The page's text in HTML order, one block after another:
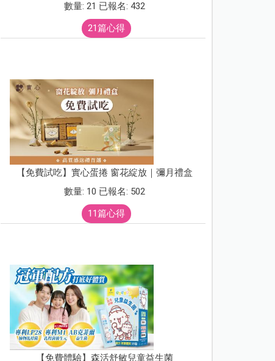
數量: 21 已報名: 432
21篇心得
【免費試吃】實心蛋捲 窗花綻放｜彌月禮盒
數量: 10 已報名: 502
11篇心得
【免費體驗】森活舒敏兒童益生菌